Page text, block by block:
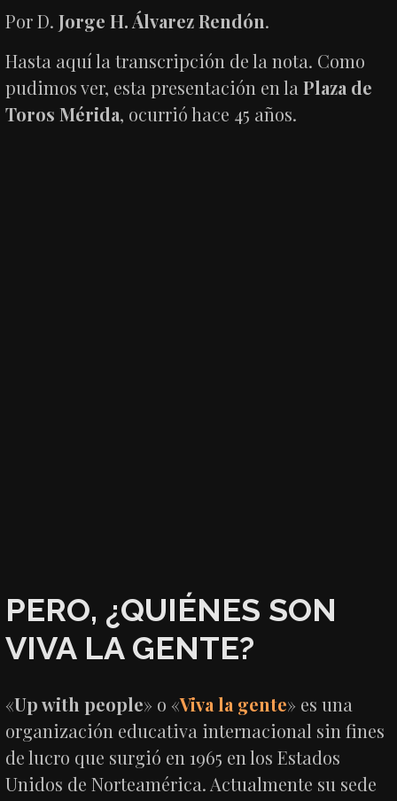
Por D.Jorge H. Álvarez Rendón.
Hasta aquí la transcripción de la nota. Como
pudimos ver, esta presentación en laPlaza de
Toros Mérida, ocurrió hace 45 años.
PERO, ¿QUIÉNES SON
VIVA LA GENTE?
«Up with people» o «Viva la gente» es una
organización educativa internacional sin fines
de lucro que surgió en 1965 en los Estados
Unidos de Norteamérica. Actualmente su sede